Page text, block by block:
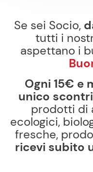
Se sei Socio,
tutti i
aspettano i
Ogni 15€ e
unico
prodotti di
ecologici,
fresche,
ricevi subito